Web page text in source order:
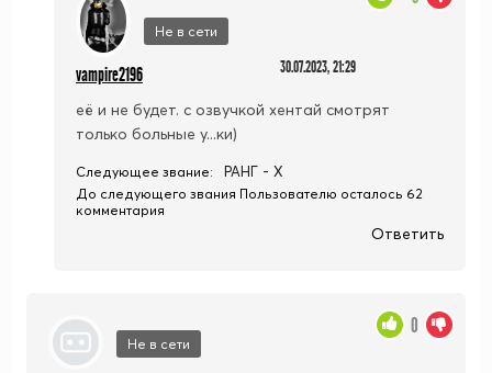
Не в сети
vampire2196 30.07.2023, 21:29
её и не будет. с озвучкой хентай смотрят
только больные у...ки)
Следующее звание: РАНГ - X
До следующего звания Пользователю осталось 62
комментария
Ответить
Не в сети
0